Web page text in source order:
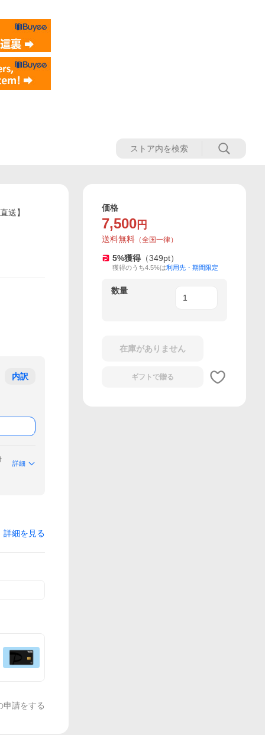
送】
内訳
詳細
詳細を見る
申請をする
価格
7,500 円
送料無料 （全国一律）
5%獲得 （349pt）
獲得のうち4.5%は利用先・期間限定
数量
在庫がありません
ギフトで贈る